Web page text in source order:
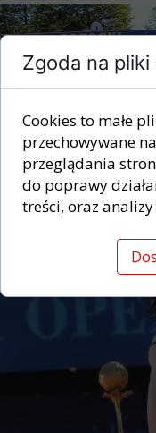
Zgoda na pliki
Cookies to małe
przechowywane
przeglądania
do poprawy
treści, oraz